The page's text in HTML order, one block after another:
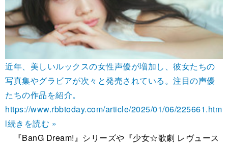
近年、美しいルックスの女性声優が増加し、彼女たちの
写真集やグラビアが次々と発売されている。注目の声優
たちの作品を紹介。
https://www.rbbtoday.com/article/2025/01/06/225661.htm
l続きを読む »
『BanG Dream!』シリーズや『少女☆歌劇 レヴュース